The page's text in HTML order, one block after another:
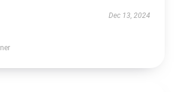
Dec 13, 2024